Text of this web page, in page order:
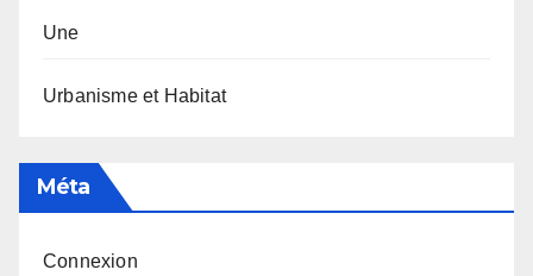
Une
Urbanisme et Habitat
Méta
Connexion